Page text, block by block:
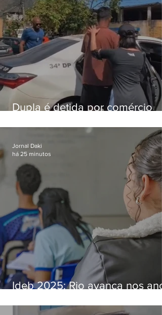
Dupla é detida por comércio
Bangu
Ideb 2025: Rio avança nos
nacional
Jornal Daki
há 25 minutos